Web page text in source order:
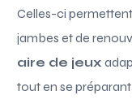
Celles-ci
jambes et de
aire de jeux
tout en se